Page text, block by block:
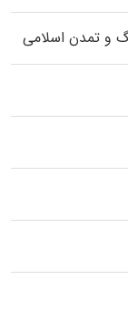
و تمدن اسلامی